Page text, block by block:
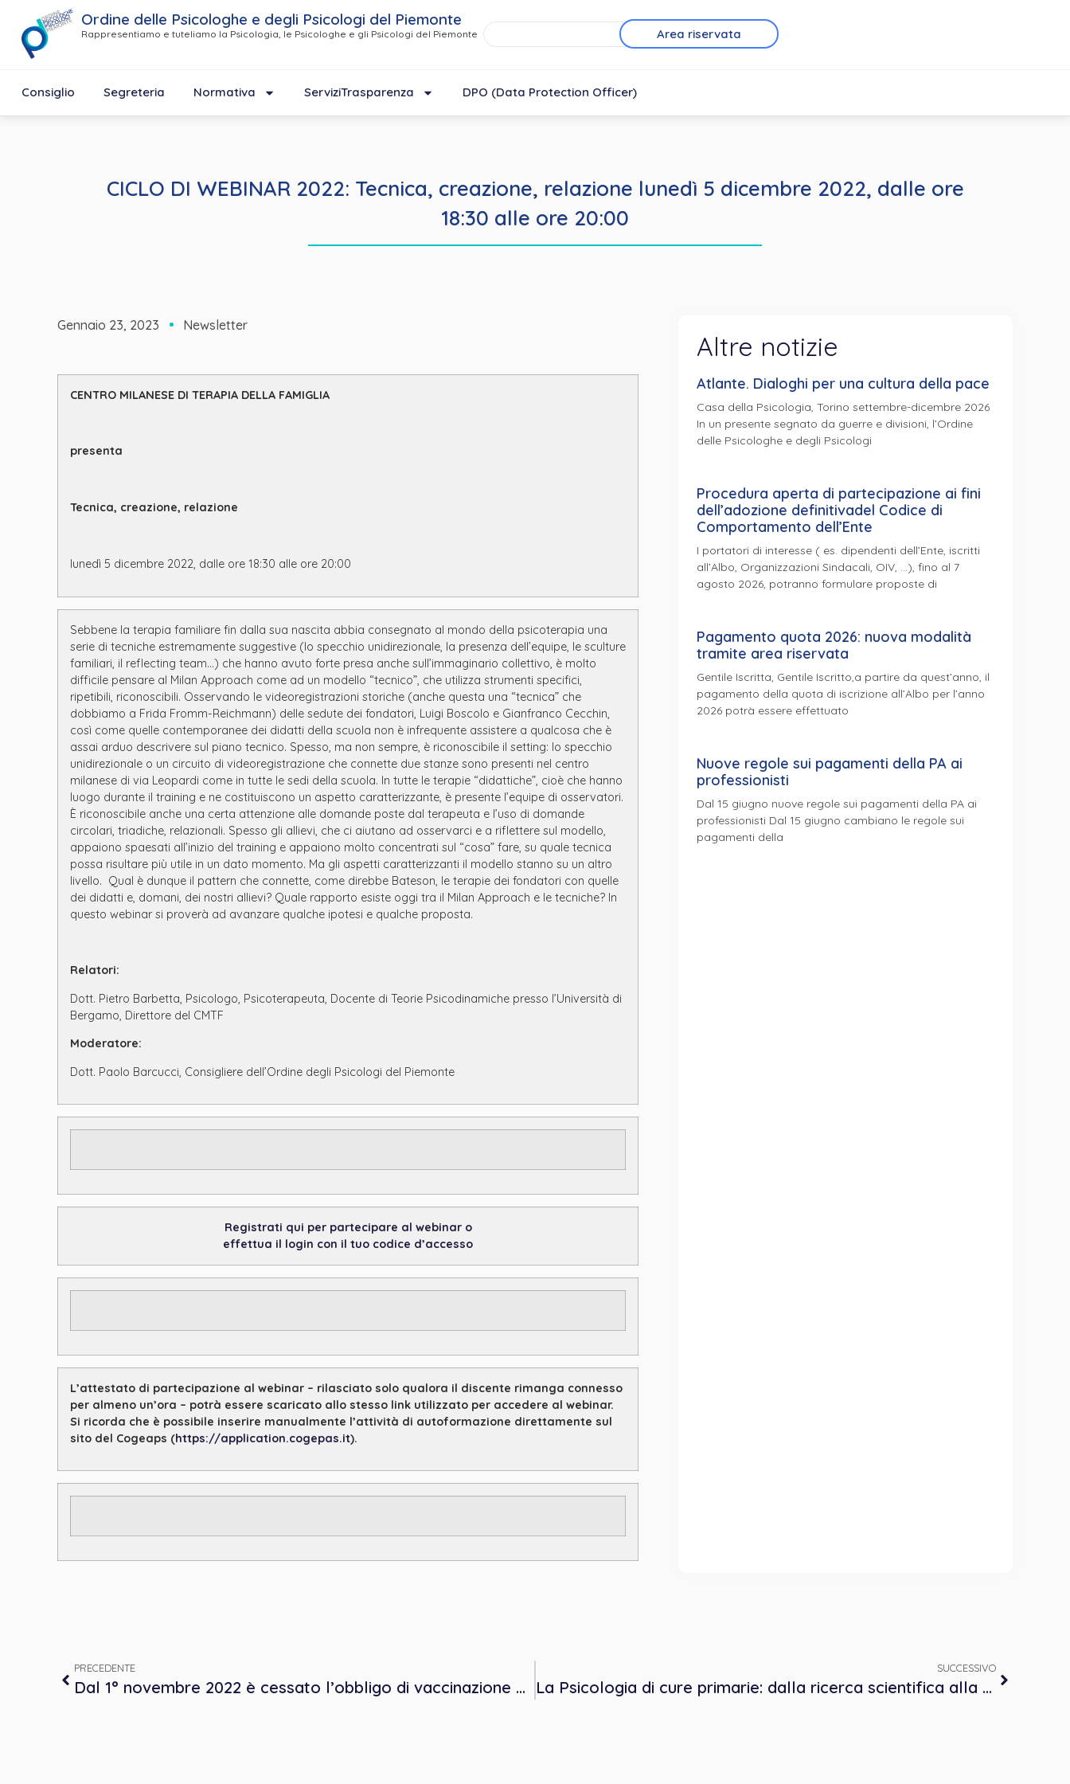
Ordine delle Psicologhe e degli Psicologi del Piemonte
Rappresentiamo e tuteliamo la Psicologia, le Psicologhe e gli Psicologi del Piemonte Area riservata
Consiglio Segreteria Normativa ServiziTrasparenza DPO (Data Protection Officer)
CICLO DI WEBINAR 2022: Tecnica, creazione, relazione lunedì 5 dicembre 2022, dalle ore
18:30 alle ore 20:00
Gennaio 23, 2023 Newsletter
CENTRO MILANESE DI TERAPIA DELLA FAMIGLIA
presenta
Tecnica, creazione, relazione
lunedì 5 dicembre 2022, dalle ore 18:30 alle ore 20:00
Sebbene la terapia familiare fin dalla sua nascita abbia consegnato al mondo della psicoterapia una
serie di tecniche estremamente suggestive (lo specchio unidirezionale, la presenza dell’equipe, le sculture
familiari, il reflecting team…) che hanno avuto forte presa anche sull’immaginario collettivo, è molto
difficile pensare al Milan Approach come ad un modello “tecnico”, che utilizza strumenti specifici,
ripetibili, riconoscibili. Osservando le videoregistrazioni storiche (anche questa una “tecnica” che
dobbiamo a Frida Fromm-Reichmann) delle sedute dei fondatori, Luigi Boscolo e Gianfranco Cecchin,
così come quelle contemporanee dei didatti della scuola non è infrequente assistere a qualcosa che è
assai arduo descrivere sul piano tecnico. Spesso, ma non sempre, è riconoscibile il setting: lo specchio
unidirezionale o un circuito di videoregistrazione che connette due stanze sono presenti nel centro
milanese di via Leopardi come in tutte le sedi della scuola. In tutte le terapie “didattiche”, cioè che hanno
luogo durante il training e ne costituiscono un aspetto caratterizzante, è presente l’equipe di osservatori.
È riconoscibile anche una certa attenzione alle domande poste dal terapeuta e l’uso di domande
circolari, triadiche, relazionali. Spesso gli allievi, che ci aiutano ad osservarci e a riflettere sul modello,
appaiono spaesati all’inizio del training e appaiono molto concentrati sul “cosa” fare, su quale tecnica
possa risultare più utile in un dato momento. Ma gli aspetti caratterizzanti il modello stanno su un altro
livello. Qual è dunque il pattern che connette, come direbbe Bateson, le terapie dei fondatori con quelle
dei didatti e, domani, dei nostri allievi? Quale rapporto esiste oggi tra il Milan Approach e le tecniche? In
questo webinar si proverà ad avanzare qualche ipotesi e qualche proposta.
Relatori:
Dott. Pietro Barbetta, Psicologo, Psicoterapeuta, Docente di Teorie Psicodinamiche presso l’Università di
Bergamo, Direttore del CMTF
Moderatore:
Dott. Paolo Barcucci, Consigliere dell’Ordine degli Psicologi del Piemonte
Registrati qui per partecipare al webinar o
effettua il login con il tuo codice d’accesso
L’attestato di partecipazione al webinar – rilasciato solo qualora il discente rimanga connesso
per almeno un’ora – potrà essere scaricato allo stesso link utilizzato per accedere al webinar.
Si ricorda che è possibile inserire manualmente l’attività di autoformazione direttamente sul
sito del Cogeaps (https://application.cogepas.it).
Altre notizie
Atlante. Dialoghi per una cultura della pace
Casa della Psicologia, Torino settembre-dicembre 2026
In un presente segnato da guerre e divisioni, l’Ordine
delle Psicologhe e degli Psicologi
Procedura aperta di partecipazione ai fini
dell’adozione definitivadel Codice di
Comportamento dell’Ente
I portatori di interesse ( es. dipendenti dell’Ente, iscritti
all’Albo, Organizzazioni Sindacali, OIV, …), fino al 7
agosto 2026, potranno formulare proposte di
Pagamento quota 2026: nuova modalità
tramite area riservata
Gentile Iscritta, Gentile Iscritto,a partire da quest’anno, il
pagamento della quota di iscrizione all’Albo per l’anno
2026 potrà essere effettuato
Nuove regole sui pagamenti della PA ai
professionisti
Dal 15 giugno nuove regole sui pagamenti della PA ai
professionisti Dal 15 giugno cambiano le regole sui
pagamenti della
PRECEDENTE
Dal 1° novembre 2022 è cessato l’obbligo di vaccinazione anti covid
SUCCESSIVO
La Psicologia di cure primarie: dalla ricerca scientifica alla pratica clinica. Le prospettive applicative nella Regione Piemonte – Evento residenziale accreditato ECM – 11 novembre 2022